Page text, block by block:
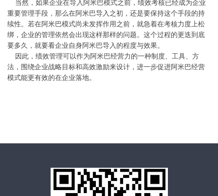
当然，如果企业在导入阿米巴模式之前，绩效考核已经成为企业
重要管理手段，那么在阿米巴导入之初，还是要保持这个手段的持
续性。若在阿米巴模式尚未发挥作用之前，就急着在考核力度上松
绑，企业的管理依然会出现这样那样的问题。这个过程的更迭到底
要多久，就要看企业自身阿米巴导入的程度与效果。
因此，绩效管理可以作为阿米巴经营力的一种制度、工具、方
法，围绕企业战略目标和高效激励来设计，进一步促进阿米巴经营
模式能更有效的在企业落地。